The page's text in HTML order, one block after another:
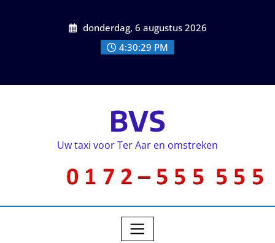
donderdag, 6 augustus 2026
4:30:29 PM
BVS
Uw taxi voor Ter Aar en omstreken